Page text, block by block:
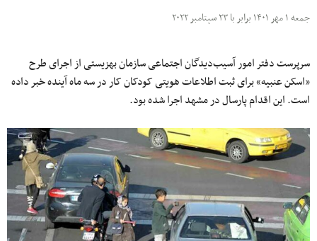
جمعه ۱ مهر ۱۴۰۱ برابر با ۲۳ سپتامبر ۲۰۲۲
سرپرست دفتر امور آسیب‌دیدگان اجتماعی سازمان بهزیستی از اجرای طرح
«اسکن عنبیه» برای ثبت اطلاعات هویتی کودکان کار در سه ماه آینده خبر داده
است. این اقدام پارسال در مشهد اجرا شده بود.